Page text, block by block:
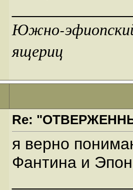
Южно-эфиопский
ящериц
Re:
я верно
Фантина и